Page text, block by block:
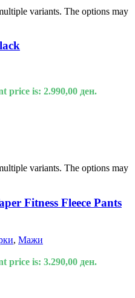
variants. The options may
price is: 2.990,00 ден.
variants. The options may
Fitness Fleece Pants
, Мажи
price is: 3.290,00 ден.